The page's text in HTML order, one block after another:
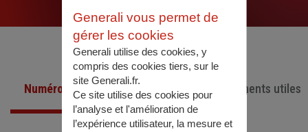
Numéro de téléphone utiles Documents utiles
Generali vous permet de
gérer les cookies
Generali utilise des cookies, y
compris des cookies tiers, sur le
site Generali.fr.
Ce site utilise des cookies pour
l’analyse et l'amélioration de
l’expérience utilisateur, la mesure et